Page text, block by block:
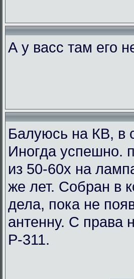
А у васс там его
Балуюсь на КВ, в
Иногда успешно.
из 50-60х на
же лет. Собран в
дела, пока не
антенну. С права
Р-311.